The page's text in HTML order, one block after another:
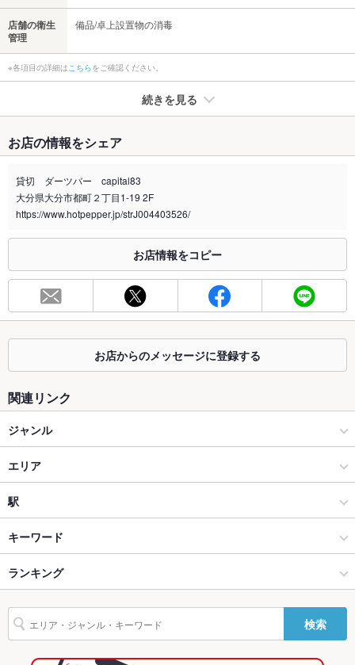
店舗の衛生
管理
備品/卓上設置物の消毒
※各項目の詳細はこちらをご確認ください。
続きを見る
禁煙・喫煙 全席喫煙可
喫煙専用室 なし
※2020年4月1日～受動喫煙対策に関する法律が施行されています。正しい情報はお店へお問い
総席数 50席
最大宴会収
50人
あり ：個室はカラオケ可能です！
座敷
掘りごたつ
カウンター
貸切 貸切可 ：貸切大歓迎です！
夜景がきれ
あり
設備
なし
お店の情報をシェア
貸切 ダーツバー capital83
大分県大分市都町２丁目1-19 2F
https://www.hotpepper.jp/strJ004403526/
お店情報をコピー
お店からのメッセージに登録する
関連リンク
ジャンル
ダイニングバー・バル
和風・創作
大分市 × ダイニングバー・バル
大分市 × 和風・創作
大分駅 × ダイニングバー・バル
大分駅 × 和風・創作
エリア
都町
都町 × ダイニングバー・バル
都町 × 和風・創作
大分
大分 × ダイニングバー・バル
駅
大分駅
キーワード
からあげ パフェ
鶏白湯ラーメン
ランキング
大分のグルメランキング
大分のダイニングバー・バルランキング
検索